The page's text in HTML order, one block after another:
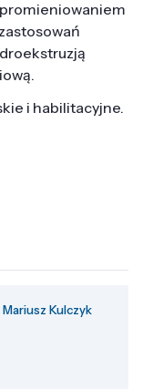
i habilitacyjne.
Mariusz Kulczyk